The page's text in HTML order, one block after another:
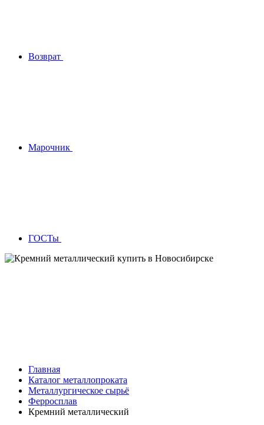
Возврат
Марочник
ГОСТы
Главная
Каталог металлопроката
Металлургическое сырьё
Ферросплав
Кремний металлический